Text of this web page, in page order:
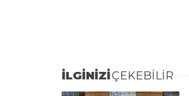
İLGİNİZİÇEKEBİLİR